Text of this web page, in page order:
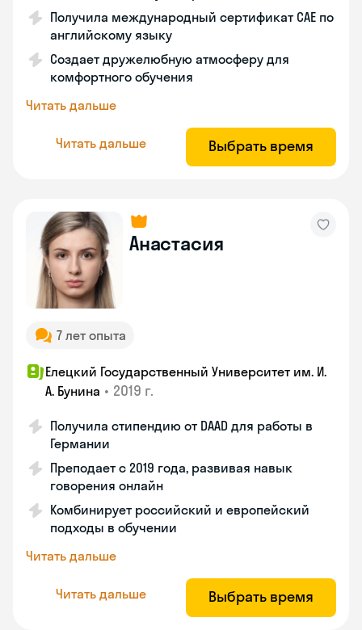
Получила международный сертификат САЕ по
английскому языку
Создает дружелюбную атмосферу для
комфортного обучения
Читать дальше
Читать дальше Выбрать время
Анастасия
7 лет опыта
Елецкий Государственный Университет им. И.
А. Бунина • 2019 г.
Получила стипендию от DAAD для работы в
Германии
Преподает с 2019 года, развивая навык
говорения онлайн
Комбинирует российский и европейский
подходы в обучении
Читать дальше
Читать дальше Выбрать время